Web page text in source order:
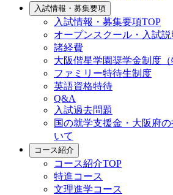
入試情報・募集要項
入試情報・募集要項TOP
オープンスクール・入試説
諸経費
大阪偕星学園奨学金制度（
ファミリー特待生制度
英語資格特待
Q&A
入試過去問題
国の就学支援金・大阪府
いて
コース紹介
コース紹介TOP
特進コース
文理進学コース